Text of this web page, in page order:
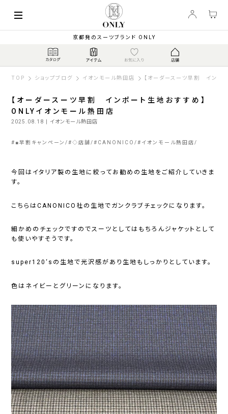
京都発のスーツブランド ONLY
TOP ショップブログ イオンモール熱田店 【オーダースーツ早割 インポ
【オーダースーツ早割 インポート生地おすすめ】
ONLYイオンモール熱田店
2025.08.18 | イオンモール熱田店
# ■早割キャンペーン #◇店舗 # CANONICO # イオンモール熱田店
今回はイタリア製の生地に絞ってお勧めの生地をご紹介していきま
す。
こちらはCANONICO社の生地でガンクラブチェックになります。
細かめのチェックですのでスーツとしてはもちろんジャケットとして
も使いやすそうです。
super120‘sの生地で光沢感があり生地もしっかりとしています。
色はネイビーとグリーンになります。